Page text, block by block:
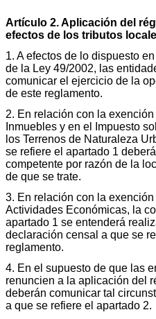
Artículo 2. Aplicación del
efectos de los tributos
1. A efectos de lo dispuesto
de la Ley 49/2002, las
comunicar el ejercicio de la
de este reglamento.
2. En relación con la
Inmuebles y en el Impuesto
los Terrenos de Naturaleza
se refiere el apartado 1
competente por razón de la
de que se trate.
3. En relación con la
Actividades Económicas, la
apartado 1 se entenderá
declaración censal a que se
reglamento.
4. En el supuesto de que las
renuncien a la aplicación del
deberán comunicar tal
a que se refiere el apartado 2.